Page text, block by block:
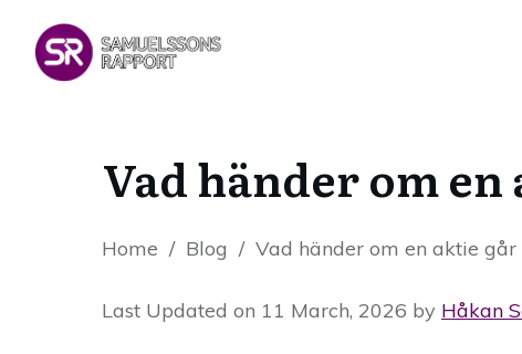
Vad händer om en
Home / Blog / Vad händer om en aktie går
Last Updated on 11 March, 2026 by Håkan